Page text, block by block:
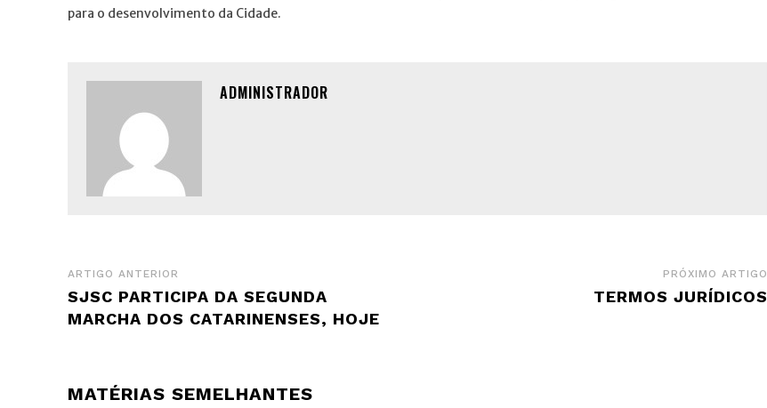
para o desenvolvimento da Cidade.
ADMINISTRADOR
ARTIGO ANTERIOR
SJSC PARTICIPA DA SEGUNDA
MARCHA DOS CATARINENSES, HOJE
PRÓXIMO ARTIGO
TERMOS JURÍDICOS
MATÉRIAS SEMELHANTES